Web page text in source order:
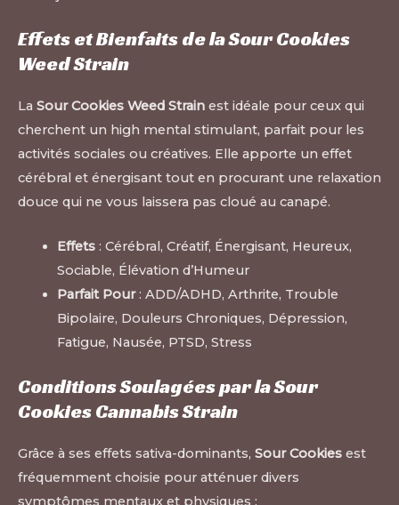
Effets et Bienfaits de la Sour Cookies
Weed Strain
La Sour Cookies Weed Strain est idéale pour ceux qui
cherchent un high mental stimulant, parfait pour les
activités sociales ou créatives. Elle apporte un effet
cérébral et énergisant tout en procurant une relaxation
douce qui ne vous laissera pas cloué au canapé.
Effets: Cérébral, Créatif, Énergisant, Heureux,
Sociable, Élévation d’Humeur
Parfait Pour: ADD/ADHD, Arthrite, Trouble
Bipolaire, Douleurs Chroniques, Dépression,
Fatigue, Nausée, PTSD, Stress
Conditions Soulagées par la Sour
Cookies Cannabis Strain
Grâce à ses effets sativa-dominants, Sour Cookies est
fréquemment choisie pour atténuer divers
symptômes mentaux et physiques :